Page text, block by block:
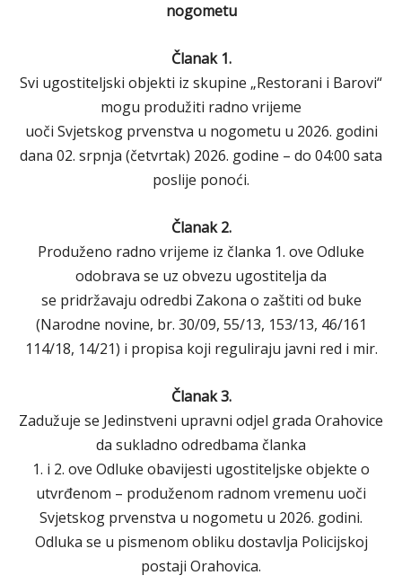
nogometu
Članak 1.
Svi ugostiteljski objekti iz skupine „Restorani i Barovi“
mogu produžiti radno vrijeme
uoči Svjetskog prvenstva u nogometu u 2026. godini
dana 02. srpnja (četvrtak) 2026. godine – do 04:00 sata
poslije ponoći.
Članak 2.
Produženo radno vrijeme iz članka 1. ove Odluke
odobrava se uz obvezu ugostitelja da
se pridržavaju odredbi Zakona o zaštiti od buke
(Narodne novine, br. 30/09, 55/13, 153/13, 46/161
114/18, 14/21) i propisa koji reguliraju javni red i mir.
Članak 3.
Zadužuje se Jedinstveni upravni odjel grada Orahovice
da sukladno odredbama članka
1. i 2. ove Odluke obavijesti ugostiteljske objekte o
utvrđenom – produženom radnom vremenu uoči
Svjetskog prvenstva u nogometu u 2026. godini.
Odluka se u pismenom obliku dostavlja Policijskoj
postaji Orahovica.